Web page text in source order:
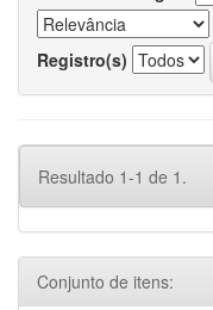
Registro(s)
Resultado 1-1 de 1.
Conjunto de itens: